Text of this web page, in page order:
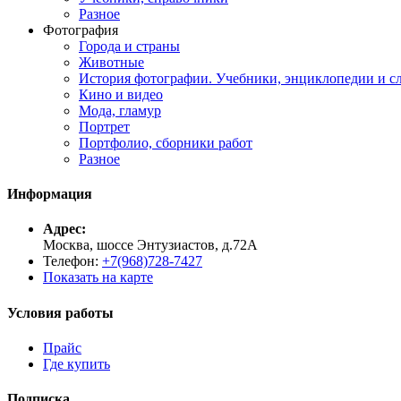
Разное
Фотография
Города и страны
Животные
История фотографии. Учебники, энциклопедии и
Кино и видео
Мода, гламур
Портрет
Портфолио, сборники работ
Разное
Информация
Адрес:
Москва, шоссе Энтузиастов, д.72А
Телефон: +7(968)728-7427
Показать на карте
Условия работы
Прайс
Где купить